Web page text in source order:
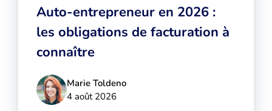
Auto-entrepreneur en 2026 :
les obligations de facturation à
connaître
Marie Toldeno
4 août 2026